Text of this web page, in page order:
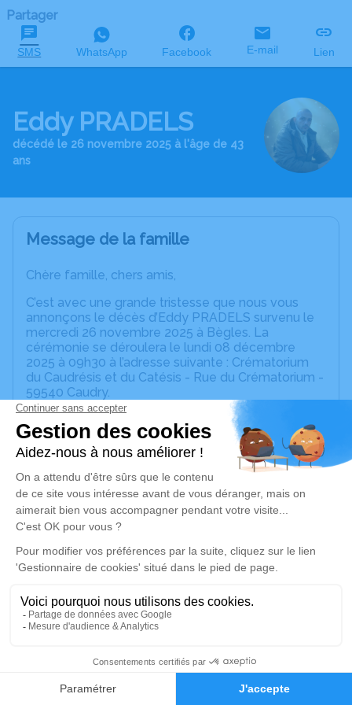
Faire-part Hommages
Partager
SMS WhatsApp Facebook E-mail Lien
Eddy PRADELS
décédé le 26 novembre 2025 à l'âge de 43
ans
Message de la famille
Chère famille, chers amis,
C’est avec une grande tristesse que nous vous
annonçons le décès d’Eddy PRADELS survenu le
mercredi 26 novembre 2025 à Bègles. La
cérémonie se déroulera le lundi 08 décembre
2025 à 09h30 à l’adresse suivante : Crématorium
du Caudrésis et du Catésis - Rue du Crématorium -
59540 Caudry.
Nous vous invitons à utiliser cet espace pour
laisser vos condoléances, partager des photos
souvenirs, une anecdote ou exprimer vos pensées
à travers des poèmes ou des textes. Cet endroit
est un lieu d'expression dédié à honorer la
mémoire d’Eddy PRADELS.
Un service de plantation d’arbre hommage est
disponible ici
lundi 08 décembre 2025 à 09h30
Crématorium du Caudrésis et du Catésis de
Caudry